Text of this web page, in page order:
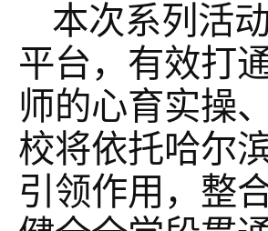
本次系列活
平台，有效打
师的心育实操
校将依托哈尔
引领作用，整